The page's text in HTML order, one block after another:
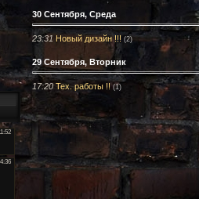
30 Сентября, Среда
23:31 Новый дизайн !!! (2)
29 Сентября, Вторник
17:20 Тех. работы !! (1)